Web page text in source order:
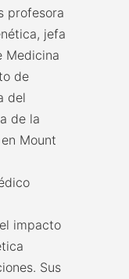
profesora
jefa
Medicina
de
del
de la
Mount
impacto
Sus